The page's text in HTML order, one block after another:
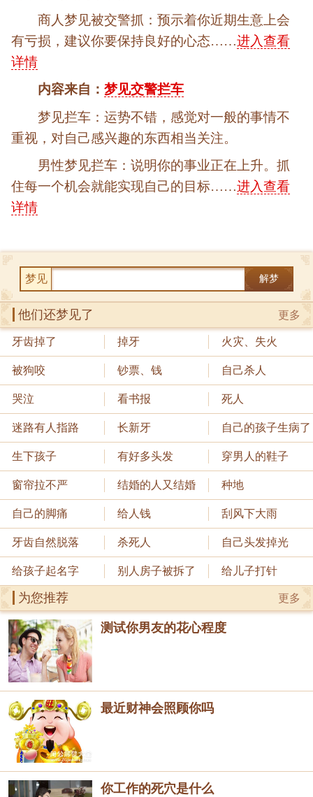
商人梦见被交警抓：预示着你近期生意上会
有亏损，建议你要保持良好的心态……进入查看
详情
内容来自：梦见交警拦车
梦见拦车：运势不错，感觉对一般的事情不
重视，对自己感兴趣的东西相当关注。
男性梦见拦车：说明你的事业正在上升。抓
住每一个机会就能实现自己的目标……进入查看
详情
梦见 解梦
更多
他们还梦见了
牙齿掉了 掉牙 火灾、失火
被狗咬 钞票、钱 自己杀人
哭泣 看书报 死人
迷路有人指路 长新牙 自己的孩子生病了
生下孩子 有好多头发 穿男人的鞋子
窗帘拉不严 结婚的人又结婚 种地
自己的脚痛 给人钱 刮风下大雨
牙齿自然脱落 杀死人 自己头发掉光
给孩子起名字 别人房子被拆了 给儿子打针
更多
为您推荐
测试你男友的花心程度
最近财神会照顾你吗
你工作的死穴是什么